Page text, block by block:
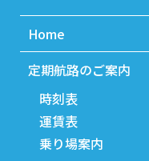
Home
定期航路のご案内
時刻表
運賃表
乗り場案内